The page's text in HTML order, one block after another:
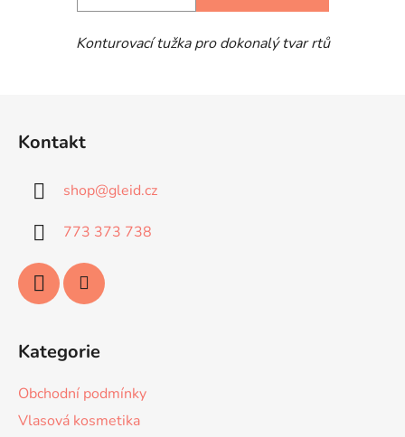
Konturovací tužka pro dokonalý tvar rtů
Kontakt
shop@gleid.cz
773 373 738
Kategorie
Obchodní podmínky
Vlasová kosmetika